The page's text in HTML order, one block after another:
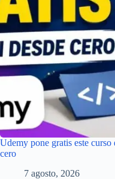
Udemy pone gratis este curso
cero
7 agosto, 2026